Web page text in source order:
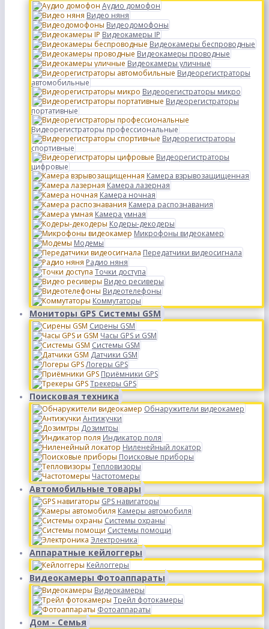
Аудио домофон
Видео няня
Видеодомофоны
Видеокамеры IP
Видеокамеры беспроводные
Видеокамеры проводные
Видеокамеры уличные
Видеорегистраторы
автомобильные
Видеорегистраторы микро
Видеорегистраторы
портативные
Видеорегистраторы профессиональные
Видеорегистраторы
спортивные
Видеорегистраторы
цифровые
Камера взрывозащищенная
Камера лазерная
Камера ночная
Камера распознавания
Камера умная
Кодеры-декодеры
Микрофоны видеокамер
Модемы
Передатчики видеосигнала
Радио няня
Точки доступа
Видео ресиверы
Видеотелефоны
Коммутаторы
Мониторы GPS Системы GSM
Сирены GSM
Часы GPS и GSM
Системы GSM
Датчики GSM
Логеры GPS
Приёмники GPS
Трекеры GPS
Поисковая техника
Обнаружители видеокамер
Антижучки
Дозимтры
Индикатор поля
Ниленейный локатор
Поисковые приборы
Тепловизоры
Частотомеры
Автомобильные товары
GPS навигаторы
Камеры автомобиля
Системы охраны
Системы помощи
Электроника
Аппаратные кейлоггеры
Кейлоггеры
Видеокамеры Фотоаппараты
Видеокамеры
Трейл фотокамеры
Фотоаппараты
Дом - Семья